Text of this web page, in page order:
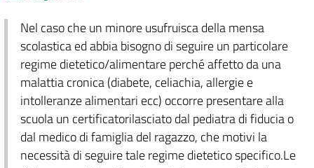
Nel caso che un minore usufruisca della mensa
scolastica ed abbia bisogno di seguire un particolare
regime dietetico/alimentare perché affetto da una
malattia cronica (diabete, celiachia, allergie e
intolleranze alimentari ecc) occorre presentare alla
scuola un certificatorilasciato dal pediatra di fiducia o
dal medico di famiglia del ragazzo, che motivi la
necessità di seguire tale regime dietetico specifico.Le